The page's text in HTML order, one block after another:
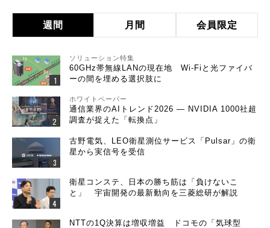
週間 月間 会員限定
ソリューション特集
60GHz帯無線LANの現在地 Wi-Fiと光ファイバ
ーの間を埋める選択肢に
ホワイトペーパー
通信業界のAIトレンド2026 ― NVIDIA 1000社超
調査が捉えた「転換点」
古野電気、LEO衛星測位サービス「Pulsar」の衛
星から実信号を受信
衛星コンステ、日本の勝ち筋は「負けないこ
と」 宇宙開発の最新動向を三菱総研が解説
NTTの1Q決算は増収増益 ドコモの「気球型